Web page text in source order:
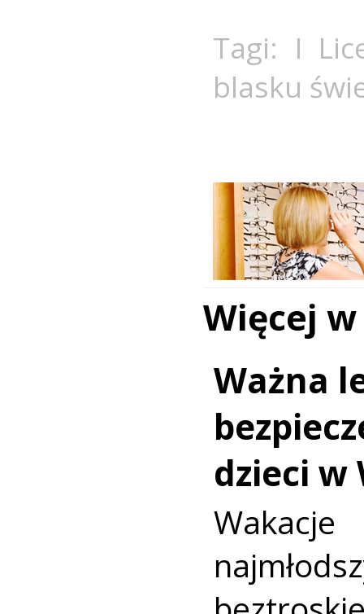
Tagi: I
blasku
Więcej
Ważna
dzieci w